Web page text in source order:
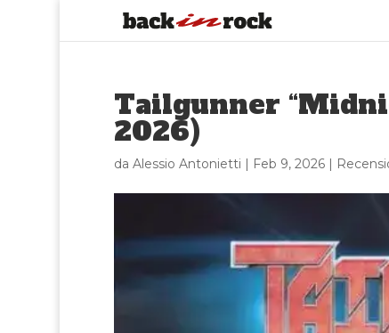
Tailgunner
2026)
da Alessio Antonietti | Feb 9, 2026|